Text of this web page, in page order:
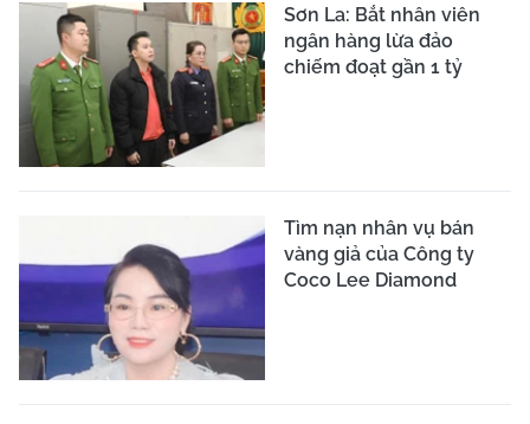
Sơn La: Bắt nhân viên
ngân hàng lừa đảo
chiếm đoạt gần 1 tỷ
Tìm nạn nhân vụ bán
vàng giả của Công ty
Coco Lee Diamond